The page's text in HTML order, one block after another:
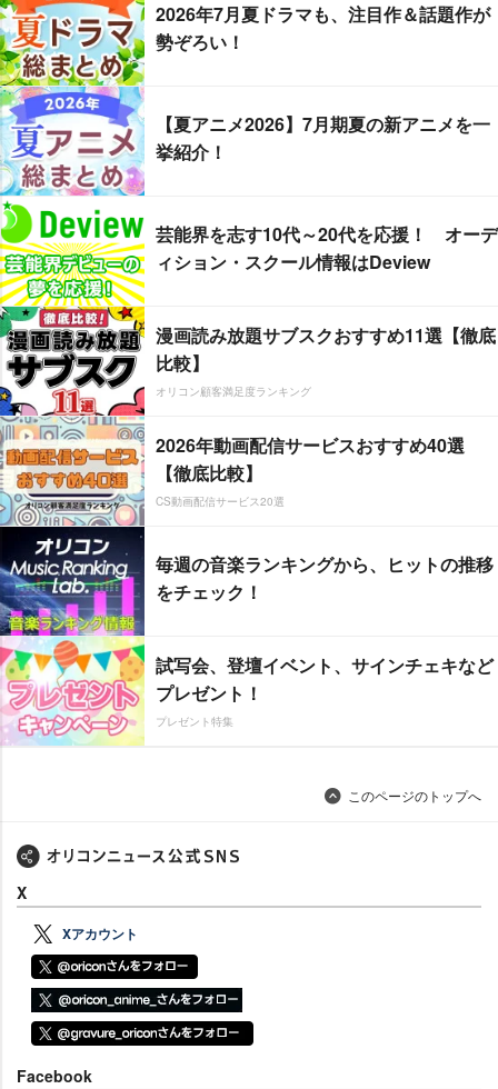
2026年7月夏ドラマも、注目作＆話題作が
勢ぞろい！
【夏アニメ2026】7月期夏の新アニメを一
挙紹介！
芸能界を志す10代～20代を応援！ オーデ
ィション・スクール情報はDeview
漫画読み放題サブスクおすすめ11選【徹底
比較】
オリコン顧客満足度ランキング
2026年動画配信サービスおすすめ40選
【徹底比較】
CS動画配信サービス20選
毎週の音楽ランキングから、ヒットの推移
をチェック！
試写会、登壇イベント、サインチェキなど
プレゼント！
プレゼント特集
このページのトップへ
X
Xアカウント
Facebook